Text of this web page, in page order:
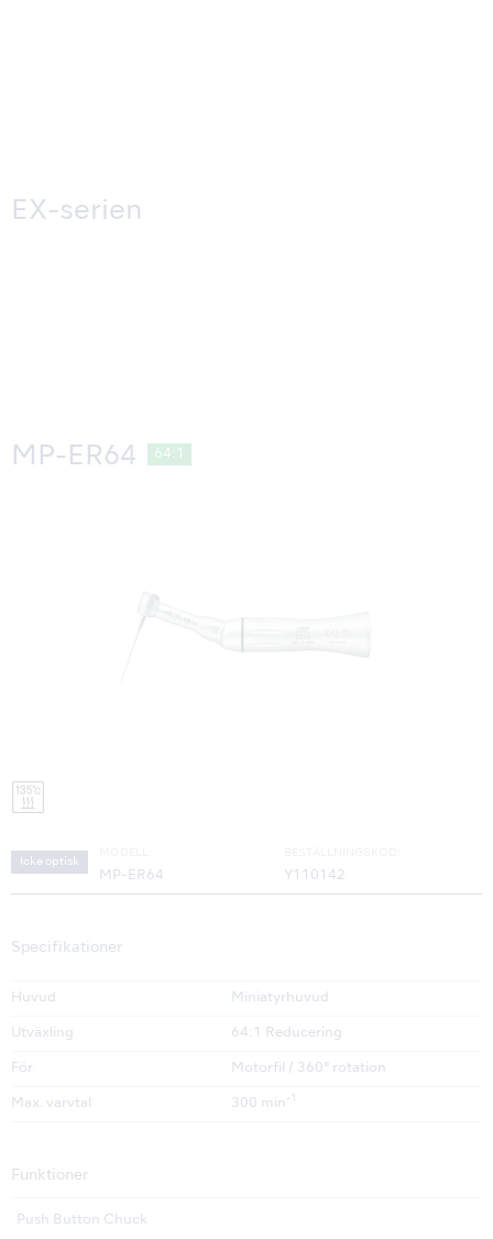
EX-serien
MP-ER64 64:1
Icke optisk
MP-ER64 Y110142
Specifikationer
Huvud Miniatyrhuvud
Utväxling 64:1 Reducering
För Motorfil / 360° rotation
Max. varvtal 300 min -1
Funktioner
Push Button Chuck